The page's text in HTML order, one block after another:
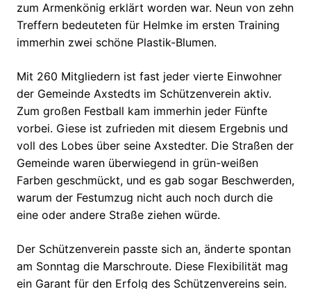
zum Armenkönig erklärt worden war. Neun von zehn
Treffern bedeuteten für Helmke im ersten Training
immerhin zwei schöne Plastik-Blumen.
Mit 260 Mitgliedern ist fast jeder vierte Einwohner
der Gemeinde Axstedts im Schützenverein aktiv.
Zum großen Festball kam immerhin jeder Fünfte
vorbei. Giese ist zufrieden mit diesem Ergebnis und
voll des Lobes über seine Axstedter. Die Straßen der
Gemeinde waren überwiegend in grün-weißen
Farben geschmückt, und es gab sogar Beschwerden,
warum der Festumzug nicht auch noch durch die
eine oder andere Straße ziehen würde.
Der Schützenverein passte sich an, änderte spontan
am Sonntag die Marschroute. Diese Flexibilität mag
ein Garant für den Erfolg des Schützenvereins sein.